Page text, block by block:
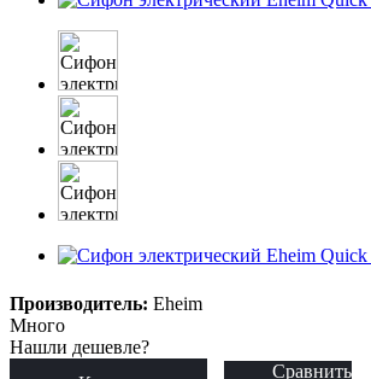
Производитель: Eheim
Много
Нашли дешевле?
Сравнить